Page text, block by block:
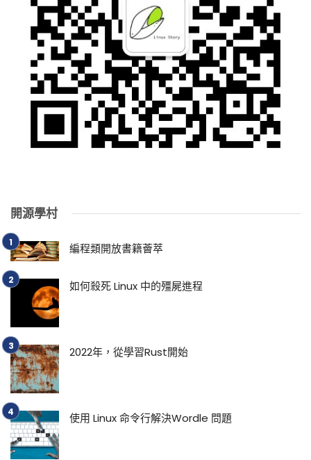
開源學村
編程類開放書籍薈萃
如何殺死 Linux 中的殭屍進程
2022年，從學習Rust開始
使用 Linux 命令行解決Wordle 問題